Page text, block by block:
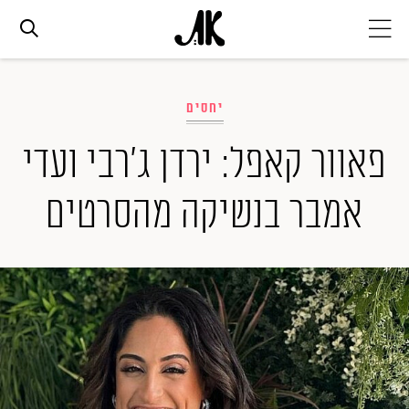
אופנה
ביוטי
סלבס
ערוצים נוספים
המגזין
יחסים
פאוור קאפל: ירדן ג'רבי ועדי
אמבר בנשיקה מהסרטים